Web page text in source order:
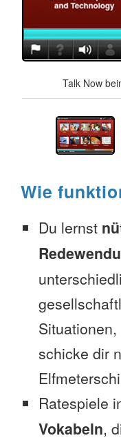
Talk Now
Wie
Du lernst
Situationen,
schicke dir
Ratespiele
Vokabeln,